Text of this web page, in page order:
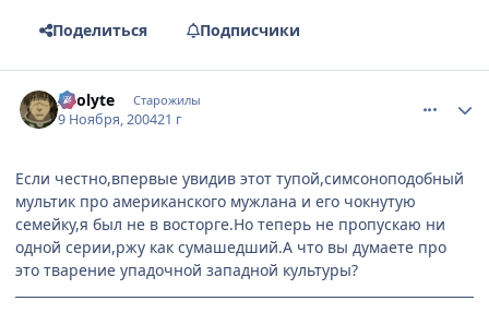
Поделиться Подписчики
Acolyte Старожилы
9 Ноября, 200421 г
Если честно,впервые увидив этот тупой,симсоноподобный
мультик про американского мужлана и его чокнутую
семейку,я был не в восторге.Но теперь не пропускаю ни
одной серии,ржу как сумашедший.А что вы думаете про
это тварение упадочной западной культуры?